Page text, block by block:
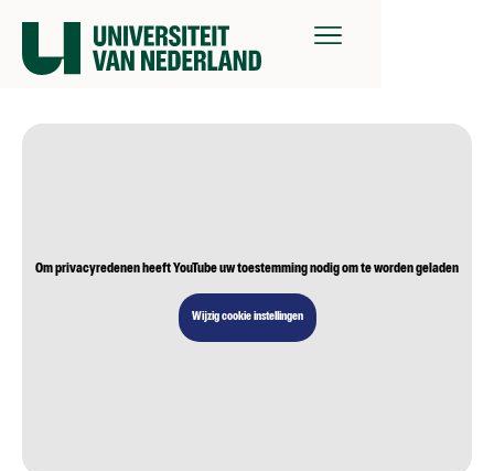
Om privacyredenen heeft YouTube uw toestemming nodig om te worden geladen
Wijzig cookie instellingen